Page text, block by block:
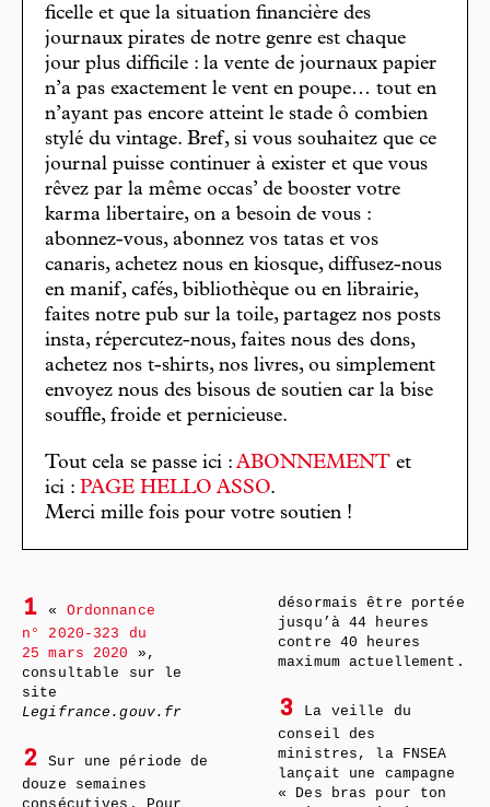
ficelle et que la situation financière des
journaux pirates de notre genre est chaque
jour plus difficile : la vente de journaux papier
n’a pas exactement le vent en poupe… tout en
n’ayant pas encore atteint le stade ô combien
stylé du vintage. Bref, si vous souhaitez que ce
journal puisse continuer à exister et que vous
rêvez par la même occas’ de booster votre
karma libertaire, on a besoin de vous :
abonnez-vous, abonnez vos tatas et vos
canaris, achetez nous en kiosque, diffusez-nous
en manif, cafés, bibliothèque ou en librairie,
faites notre pub sur la toile, partagez nos posts
insta, répercutez-nous, faites nous des dons,
achetez nos t-shirts, nos livres, ou simplement
envoyez nous des bisous de soutien car la bise
souffle, froide et pernicieuse.
Tout cela se passe ici : ABONNEMENT et
ici : PAGE HELLO ASSO.
Merci mille fois pour votre soutien !
1 « Ordonnance
n° 2020-323 du
25 mars 2020
»,
consultable sur le
site
Legifrance.gouv.fr
2
Sur une période de
douze semaines
désormais être portée
jusqu’à 44 heures
contre 40 heures
maximum actuellement.
3
La veille du
conseil des
ministres, la FNSEA
lançait une campagne
« Des bras pour ton